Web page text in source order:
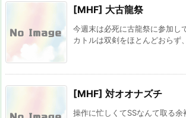
[MHF] 大古龍祭
今週末は必死に古龍祭に参加し
カトルは双剣をほとんどおらず
[MHF] 対オオナズチ
操作に忙しくてSSなんて取る